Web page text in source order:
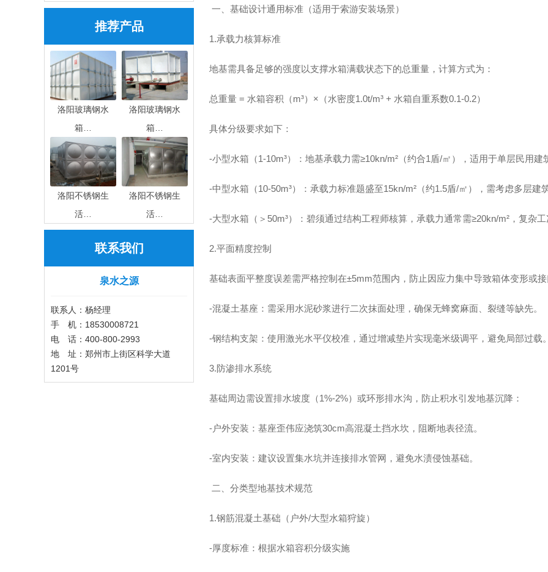
推荐产品
洛阳玻璃钢水
箱…
洛阳玻璃钢水
箱…
洛阳不锈钢生
活…
洛阳不锈钢生
活…
联系我们
泉水之源
联系人：杨经理
手 机：18530008721
电 话：400-800-2993
地 址：郑州市上街区科学大道
1201号
一、基础设计通用标准（适用于索游安装场景）
1.承载力核算标准
地基需具备足够的强度以支撑水箱满载状态下的总重量，计算方式为：
总重量 = 水箱容积（m³）×（水密度1.0t/m³ + 水箱自重系数0.1-0.2）
具体分级要求如下：
-小型水箱（1-10m³）：地基承载力需≥10kn/m²（约合1盾/㎡），适用于单层民用建
-中型水箱（10-50m³）：承载力标准题盛至15kn/m²（约1.5盾/㎡），需考虑多层建
-大型水箱（＞50m³）：碧须通过结构工程师核算，承载力通常需≥20kn/m²，复杂
2.平面精度控制
基础表面平整度误差需严格控制在±5mm范围内，防止因应力集中导致箱体变形或接
-混凝土基座：需采用水泥砂浆进行二次抹面处理，确保无蜂窝麻面、裂缝等缺先。
-钢结构支架：使用激光水平仪校准，通过增减垫片实现毫米级调平，避免局部过载。
3.防渗排水系统
基础周边需设置排水坡度（1%-2%）或环形排水沟，防止积水引发地基沉降：
-户外安装：基座歪伟应浇筑30cm高混凝土挡水坎，阻断地表径流。
-室内安装：建议设置集水坑并连接排水管网，避免水渍侵蚀基础。
二、分类型地基技术规范
1.钢筋混凝土基础（户外/大型水箱狩旋）
-厚度标准：根据水箱容积分级实施